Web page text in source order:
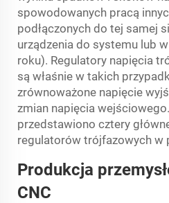
spowodowanych pracą
podłączonych do tej samej
urządzenia do systemu lub
roku). Regulatory napięcia
są właśnie w takich
zrównoważone napięcie
zmian napięcia
przedstawiono cztery
regulatorów trójfazowych w
Produkcja
CNC